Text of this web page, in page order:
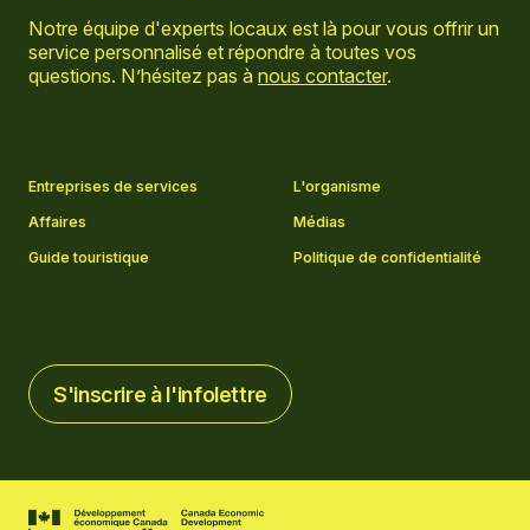
Notre équipe d'experts locaux est là pour vous offrir un
service personnalisé et répondre à toutes vos
questions. N’hésitez pas à nous contacter.
Entreprises de services
L'organisme
Affaires
Médias
Guide touristique
Politique de confidentialité
S'inscrire à l'infolettre
S'inscrire à l'infolettre